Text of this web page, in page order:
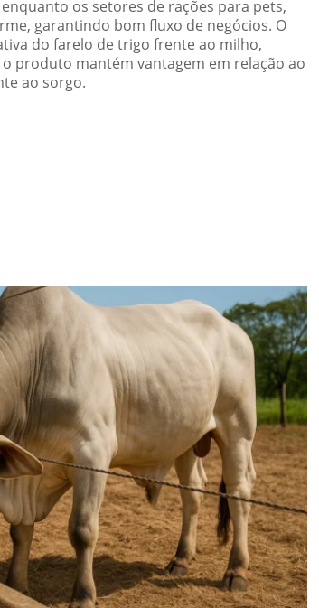
os setores de rações para pets,
garantindo bom fluxo de negócios. O
do farelo de trigo frente ao milho,
produto mantém vantagem em relação ao
ao sorgo.